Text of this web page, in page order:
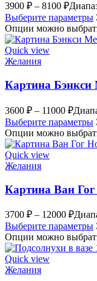
3900 ₽ – 8100 ₽
Выберите параметры
Опции можно
Quick view
Желания
Картина Бэнкси
3600 ₽ – 11000 ₽
Выберите параметры
Опции можно
Quick view
Желания
Картина Ван
3700 ₽ – 12000 ₽
Выберите параметры
Опции можно
Quick view
Желания